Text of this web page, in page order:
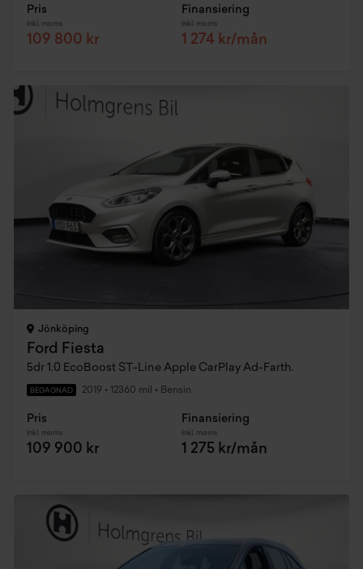
Pris
Inkl. moms
109 800 kr
Finansiering
Inkl. moms
1 274 kr/mån
Jönköping
Ford Fiesta
5dr 1.0 EcoBoost ST-Line Apple CarPlay Ad-Farth.
BEGAGNAD 2019 • 12360 mil • Bensin
Pris
Inkl. moms
109 900 kr
Finansiering
Inkl. moms
1 275 kr/mån